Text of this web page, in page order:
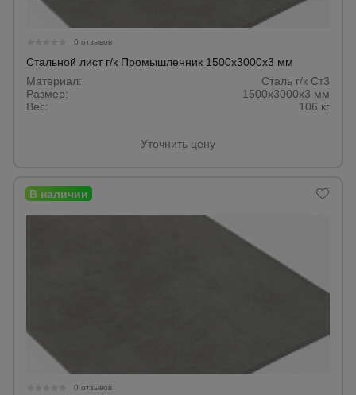
0 отзывов
Стальной лист г/к Промышленник 1500х3000х3 мм
Материал:
Сталь г/к Ст3
Размер:
1500х3000х3 мм
Вес:
106 кг
Уточнить цену
0 отзывов